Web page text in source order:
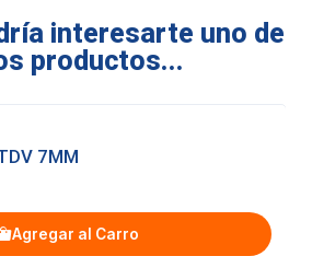
interesarte uno de
productos...
7MM
Agregar al Carro